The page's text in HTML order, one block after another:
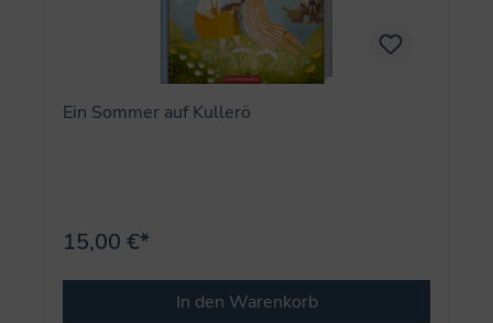
Ein Sommer auf Kullerö
15,00 €*
In den Warenkorb